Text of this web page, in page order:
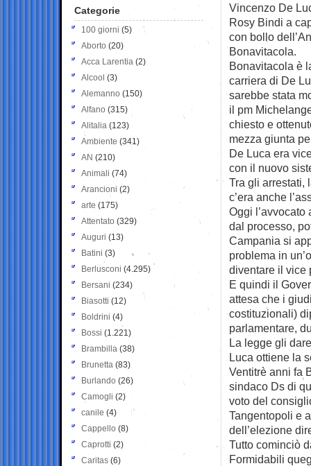
Vincenzo De
Rosy Bindi a
con bollo
Bonavitacola.
Bonavitacola è
carriera di De
sarebbe stata
il pm
chiesto e
mezza giunta
De Luca era
con il nuovo
Tra gli arrestati,
c’era anche
Oggi
dal processo,
Campania si
problema in
diventare il vice
E quindi il
attesa che i
costituzionali)
parlamentare,
La legge gli
Luca ottiene la
Ventitrè anni fa
sindaco Ds di
voto del
Tangentopoli e
dell’elezione
Tutto cominciò
Formidabili
Categorie
100 giorni (5)
Aborto (20)
Acca Larentia (2)
Alcool (3)
Alemanno (150)
Alfano (315)
Alitalia (123)
Ambiente (341)
AN (210)
Animali (74)
Arancioni (2)
arte (175)
Attentato (329)
Auguri (13)
Batini (3)
Berlusconi (4.295)
Bersani (234)
Biasotti (12)
Boldrini (4)
Bossi (1.221)
Brambilla (38)
Brunetta (83)
Burlando (26)
Camogli (2)
canile (4)
Cappello (8)
Caprotti (2)
Caritas (6)